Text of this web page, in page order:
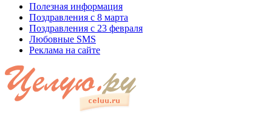
Полезная информация
Поздравления с 8 марта
Поздравления с 23 февраля
Любовные SMS
Реклама на сайте